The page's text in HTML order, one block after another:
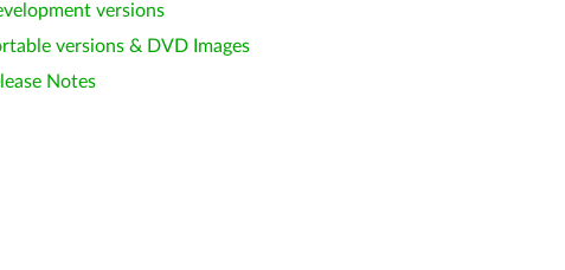
versions
versions & DVD Images
Notes